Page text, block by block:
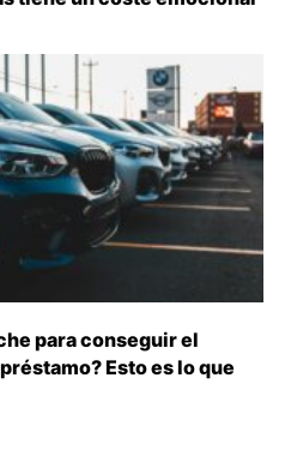
para conseguir el
Esto es lo que